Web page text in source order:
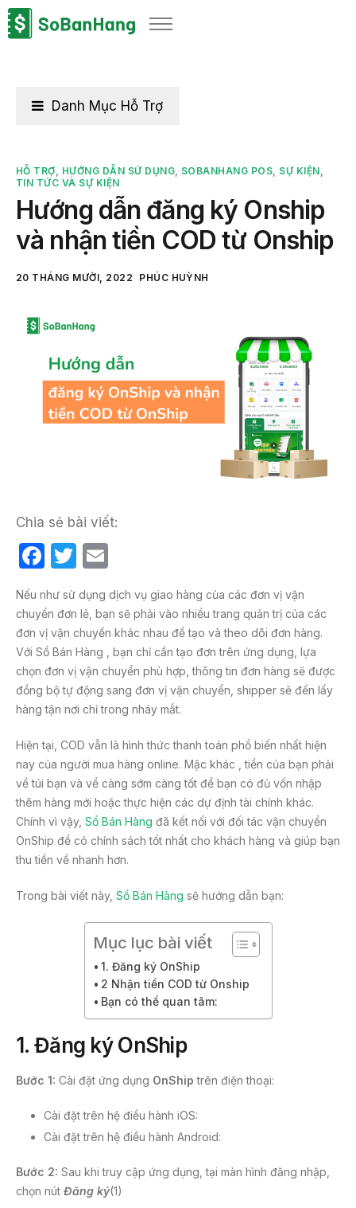
Sản phẩm
Bảng giá
Thông tin thuế
Về chúng tôi
HỖ TRỢ, HƯỚNG DẪN SỬ DỤNG, SOBANHANG POS, SỰ KIỆN,
TIN TỨC VÀ SỰ KIỆN
Hướng dẫn đăng ký Onship
và nhận tiền COD từ Onship
20 THÁNG MƯỜI, 2022 PHÚC HUỲNH
Chia sẻ bài viết:
F
c
e
b
o
o
k
T
itt
er
ail
Nếu như sử dụng dịch vụ giao hàng của các đơn vị vận
chuyển đơn lẻ, bạn sẽ phải vào nhiều trang quản trị của các
đơn vị vận chuyển khác nhau để tạo và theo dõi đơn hàng.
Với Sổ Bán Hàng , bạn chỉ cần tạo đơn trên ứng dụng, lựa
chọn đơn vị vận chuyển phù hợp, thông tin đơn hàng sẽ được
đồng bộ tự động sang đơn vị vận chuyển, shipper sẽ đến lấy
hàng tận nơi chỉ trong nháy mắt.
Hiện tại, COD vẫn là hình thức thanh toán phổ biến nhất hiện
nay của người mua hàng online. Mặc khác , tiền của bạn phải
về túi bạn và về càng sớm càng tốt để bạn có đủ vốn nhập
thêm hàng mới hoặc thực hiện các dự định tài chính khác.
Chính vì vậy, Sổ Bán Hàng đã kết nối với đối tác vận chuyển
OnShip để có chính sách tốt nhất cho khách hàng và giúp bạn
thu tiền về nhanh hơn.
Trong bài viết này, Sổ Bán Hàng sẽ hướng dẫn bạn:
Mục lục bài viết
1. Đăng ký OnShip
2 Nhận tiền COD từ Onship
Bạn có thể quan tâm:
1. Đăng ký OnShip
Bước 1: Cài đặt ứng dụng OnShip trên điện thoại:
Cài đặt trên hệ điều hành iOS:
Cài đặt trên hệ điều hành Android:
Bước 2: Sau khi truy cập ứng dụng, tại màn hình đăng nhập,
chọn nút Đăng ký(1)
Danh Mục Hỗ Trợ